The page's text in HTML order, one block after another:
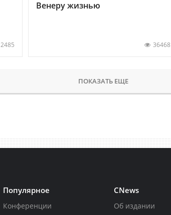
2485
Венеру жизнью
36468
ПОКАЗАТЬ ЕЩЕ
Популярное
Конференции
CNews
Об издании